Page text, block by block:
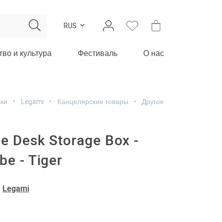
RUS
и культура Фестиваль О нас
Legami Канцелярские товары Другое
Desk Storage Box -
- Tiger
Legami